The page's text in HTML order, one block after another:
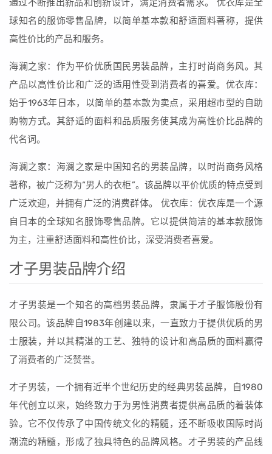
通过不断推出新品和创新设计，满足消费者需求。 优衣库是全
球知名的服饰零售品牌，以简单基本款和舒适面料著称，提供
高性价比的产品和服务。
海澜之家：作为平价优质国民男装品牌，主打时尚商务风。其
产品以高性价比和广泛的适用性受到消费者的喜爱。优衣库：
始于1963年日本，以简单的基本款为卖点，采用超市型的自助
购物方式。其舒适的面料和品质服务使其成为高性价比品牌的
代名词。
海澜之家：海澜之家是中国知名的男装品牌，以时尚商务风格
著称，被广泛称为“男人的衣柜”。该品牌以平价优质的特点受到
广泛欢迎，并拥有广泛的消费群体。 优衣库：优衣库是一个源
自日本的全球知名服饰零售品牌。它以提供简洁的基本款服饰
为主，注重舒适面料和高性价比，深受消费者喜爱。
才子男装品牌介绍
才子男装是一个知名的高档男装品牌，隶属于才子服饰股份有
限公司。该品牌自1983年创建以来，一直致力于提供优质的男
士服装，并以其精湛的工艺、独特的设计和高品质的面料赢得
了消费者的广泛赞誉。
才子男装，一个拥有近半个世纪历史的经典男装品牌，自1980
年代创立以来，始终致力于为男性消费者提供高品质的着装体
验。它不仅传承了中国传统文化的精髓，还不断吸收国际时尚
潮流的精髓，形成了独具特色的品牌风格。才子男装的产品线